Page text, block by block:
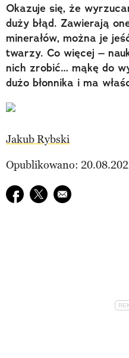
Okazuje się, że
duży błąd. Zawierają
minerałów, można je
twarzy. Co więcej –
nich zrobić… mąkę do
dużo błonnika i ma
Jakub Rybski
Opublikowano:
Udostępnij na facebook
Udostępnij na twitter
E-mail do